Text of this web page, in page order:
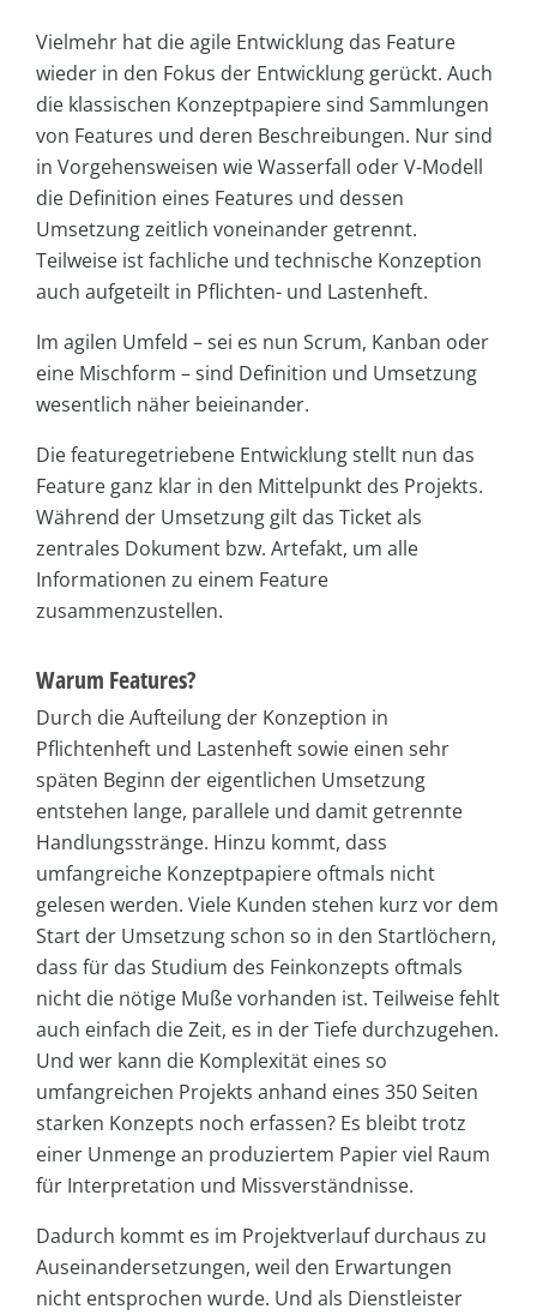
Vielmehr hat die agile Entwicklung das Feature
wieder in den Fokus der Entwicklung gerückt. Auch
die klassischen Konzeptpapiere sind Sammlungen
von Features und deren Beschreibungen. Nur sind
in Vorgehensweisen wie Wasserfall oder V-Modell
die Definition eines Features und dessen
Umsetzung zeitlich voneinander getrennt.
Teilweise ist fachliche und technische Konzeption
auch aufgeteilt in Pflichten- und Lastenheft.
Im agilen Umfeld – sei es nun Scrum, Kanban oder
eine Mischform – sind Definition und Umsetzung
wesentlich näher beieinander.
Die featuregetriebene Entwicklung stellt nun das
Feature ganz klar in den Mittelpunkt des Projekts.
Während der Umsetzung gilt das Ticket als
zentrales Dokument bzw. Artefakt, um alle
Informationen zu einem Feature
zusammenzustellen.
Warum Features?
Durch die Aufteilung der Konzeption in
Pflichtenheft und Lastenheft sowie einen sehr
späten Beginn der eigentlichen Umsetzung
entstehen lange, parallele und damit getrennte
Handlungsstränge. Hinzu kommt, dass
umfangreiche Konzeptpapiere oftmals nicht
gelesen werden. Viele Kunden stehen kurz vor dem
Start der Umsetzung schon so in den Startlöchern,
dass für das Studium des Feinkonzepts oftmals
nicht die nötige Muße vorhanden ist. Teilweise fehlt
auch einfach die Zeit, es in der Tiefe durchzugehen.
Und wer kann die Komplexität eines so
umfangreichen Projekts anhand eines 350 Seiten
starken Konzepts noch erfassen? Es bleibt trotz
einer Unmenge an produziertem Papier viel Raum
für Interpretation und Missverständnisse.
Dadurch kommt es im Projektverlauf durchaus zu
Auseinandersetzungen, weil den Erwartungen
nicht entsprochen wurde. Und als Dienstleister